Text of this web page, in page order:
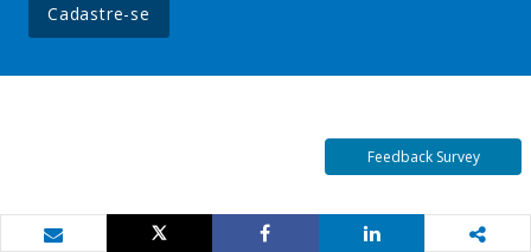
Cadastre-se
Feedback Survey